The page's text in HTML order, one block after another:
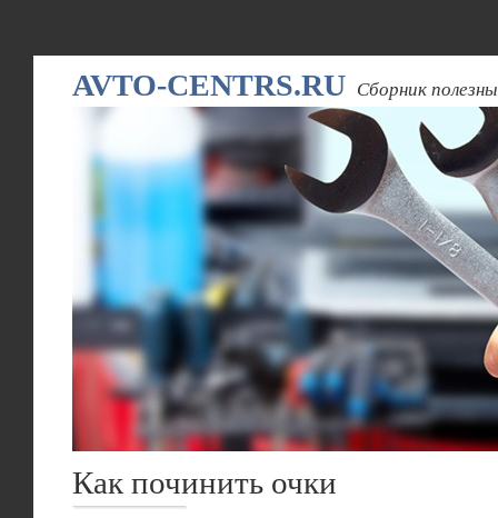
AVTO-CENTRS.RU Сборник
Как починить очки